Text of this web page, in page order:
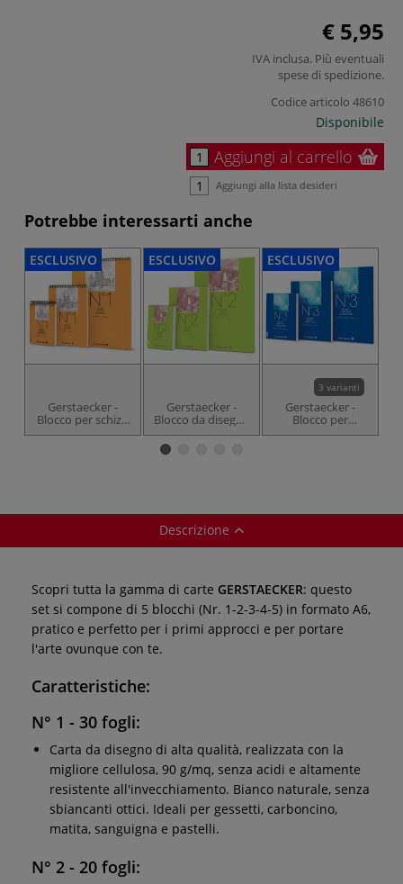
€ 5,95
IVA inclusa. Più eventuali
spese di spedizione.
Codice articolo 48610
Disponibile
Aggiungi al carrello
Aggiungi alla lista desideri
Potrebbe interessarti anche
ESCLUSIVO
Gerstaecker -
Blocco per schizzi
N.1
ESCLUSIVO
Gerstaecker -
Blocco da disegno
N.2
ESCLUSIVO
3 varianti
Gerstaecker -
Blocco per
acquerello N.3
Descrizione
Scopri tutta la gamma di carte GERSTAECKER: questo
set si compone di 5 blocchi (Nr. 1-2-3-4-5) in formato A6,
pratico e perfetto per i primi approcci e per portare
l'arte ovunque con te.
Caratteristiche:
N° 1 - 30 fogli:
Carta da disegno di alta qualità, realizzata con la
migliore cellulosa, 90 g/mq, senza acidi e altamente
resistente all'invecchiamento. Bianco naturale, senza
sbiancanti ottici. Ideali per gessetti, carboncino,
matita, sanguigna e pastelli.
N° 2 - 20 fogli: